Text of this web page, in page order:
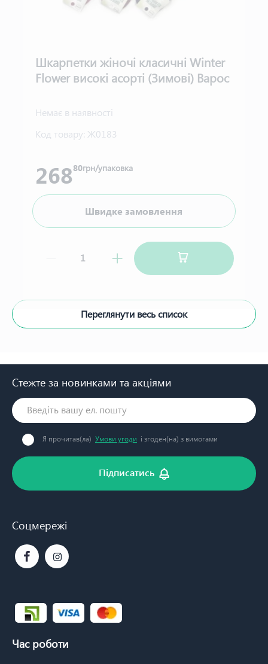
Шкарпетки жіночі класичні Winter
Flower високі асорті (Зимові) Варос
Немає в наявності
Код товару: Ж0183
26880грн/упаковка
Швидке замовлення
Переглянути весь список
Стежте за новинками та акціями
Я прочитав(ла) Умови угоди і згоден(на) з вимогами
Підписатись
Соцмережі
Час роботи